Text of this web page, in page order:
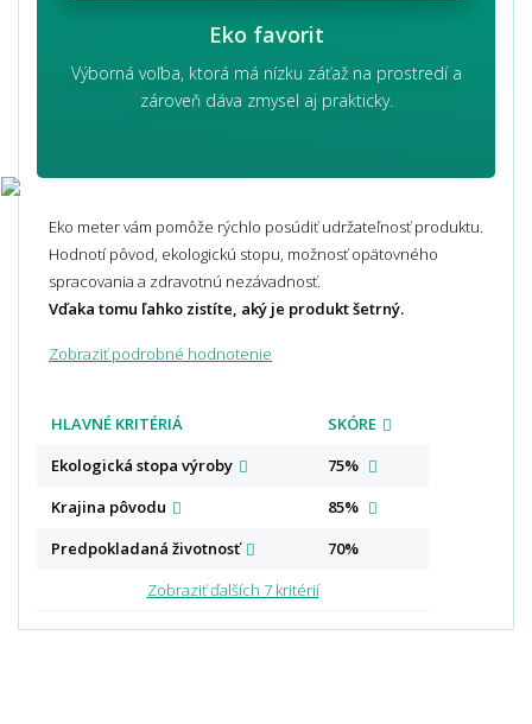
Eko favorit
Výborná voľba, ktorá má nízku záťaž na prostredí a
zároveň dáva zmysel aj prakticky.
Eko meter vám pomôže rýchlo posúdiť udržateľnosť produktu.
Hodnotí pôvod, ekologickú stopu, možnosť opätovného
spracovania a zdravotnú nezávadnosť.
Vďaka tomu ľahko zistíte, aký je produkt šetrný.
Zobraziť podrobné hodnotenie
HLAVNÉ KRITÉRIÁ
SKÓRE
Ekologická stopa výroby
75%
Krajina pôvodu
85%
Predpokladaná životnosť
70%
Zobraziť ďalších 7 kritérií